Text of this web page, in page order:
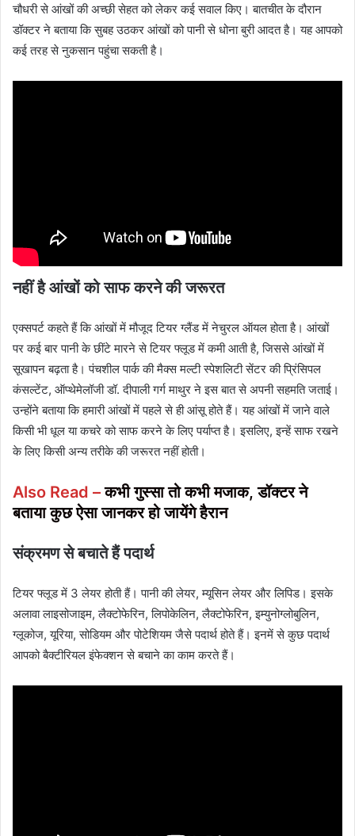
चौधरी से आंखों की अच्छी सेहत को लेकर कई सवाल किए। बातचीत के दौरान
डॉक्‍टर ने बताया कि सुबह उठकर आंखों को पानी से धोना बुरी आदत है। यह आपको
कई तरह से नुकसान पहुंचा सकती है।
नहीं है आंखों को साफ करने की जरूरत
एक्‍सपर्ट कहते हैं कि आंखों में मौजूद टियर ग्‍लैंड में नेचुरल ऑयल होता है। आंखों
पर कई बार पानी के छींटे मारने से टियर फ्लूड में कमी आती है, जिससे आंखों में
सूखापन बढ़ता है। पंचशील पार्क की मैक्स मल्टी स्पेशलिटी सेंटर की प्रिंसिपल
कंसल्‍टेंट, ऑप्‍थेमेलॉजी डॉ. दीपाली गर्ग माथुर ने इस बात से अपनी सहमति जताई।
उन्‍होंने बताया कि हमारी आंखों में पहले से ही आंसू होते हैं। यह आंखों में जाने वाले
किसी भी धूल या कचरे को साफ करने के लिए पर्याप्‍त है। इसलिए, इन्‍हें साफ रखने
के लिए किसी अन्‍य तरीके की जरूरत नहीं होती।
Also Read –कभी गुस्सा तो कभी मजाक, डॉक्टर ने
बताया कुछ ऐसा जानकर हो जायेंगे हैरान
संक्रमण से बचाते हैं पदार्थ
टियर फ्लूड में 3 लेयर होती हैं। पानी की लेयर, म्यूसिन लेयर और लिपिड। इसके
अलावा लाइसोजाइम, लैक्टोफेरिन, लिपोकेलिन, लैक्टोफेरिन, इम्युनोग्लोबुलिन,
ग्लूकोज, यूरिया, सोडियम और पोटेशियम जैसे पदार्थ होते हैं। इनमें से कुछ पदार्थ
आपको बैक्‍टीरियल इंफेक्‍शन से बचाने का काम करते हैं।